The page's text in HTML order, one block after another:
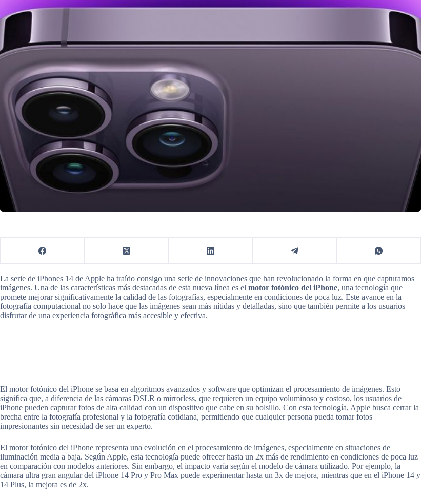
La serie de iPhones 14 de Apple ha traído consigo una serie de innovaciones que han revolucionado la forma en que capturamos
imágenes. Una de las características más destacadas de esta nueva línea es el motor fotónico del iPhone, una tecnología que
promete mejorar significativamente la calidad de las fotografías, especialmente en condiciones de poca luz. Este avance en la
fotografía computacional no solo hace que las imágenes sean más nítidas y detalladas, sino que también permite a los usuarios
disfrutar de una experiencia fotográfica más accesible y efectiva.
El motor fotónico del iPhone se basa en algoritmos avanzados y software que optimizan el procesamiento de imágenes. Esto
significa que, a diferencia de las cámaras DSLR o mirrorless, que requieren un equipo voluminoso y costoso, los usuarios de
iPhone pueden capturar fotos de alta calidad con un dispositivo que cabe en su bolsillo. Con esta tecnología, Apple busca cerrar la
brecha entre la fotografía profesional y la fotografía cotidiana, permitiendo que cualquier persona pueda tomar fotos
impresionantes sin necesidad de ser un experto.
El motor fotónico del iPhone representa una evolución en el procesamiento de imágenes, especialmente en situaciones de
iluminación media a baja. Según Apple, esta tecnología puede ofrecer hasta un 2x más de rendimiento en condiciones de poca luz
en comparación con modelos anteriores. Sin embargo, el impacto varía según el modelo de cámara utilizado. Por ejemplo, la
cámara ultra gran angular del iPhone 14 Pro y Pro Max puede experimentar hasta un 3x de mejora, mientras que en el iPhone 14 y
14 Plus, la mejora es de 2x.